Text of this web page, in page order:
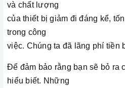
và chất lượng
của thiết bị giảm đi đáng kể,
trong công
việc. Chúng ta đã lãng phí tiền
Để đảm bảo rằng bạn sẽ bỏ ra
hiểu biết. Những